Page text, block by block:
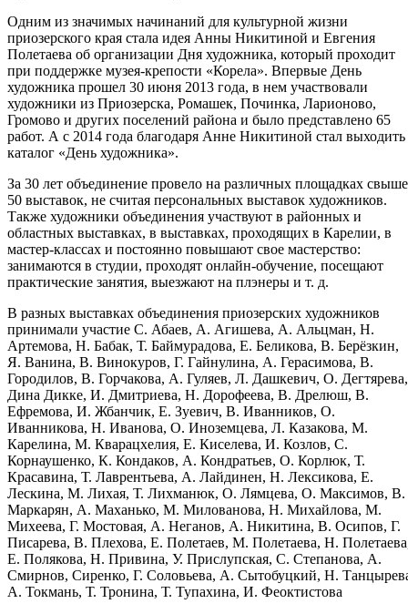
Одним из значимых начинаний для культурной жизни
приозерского края стала идея Анны Никитиной и Евгения
Полетаева об организации Дня художника, который проходит
при поддержке музея-крепости «Корела». Впервые День
художника прошел 30 июня 2013 года, в нем участвовали
художники из Приозерска, Ромашек, Починка, Ларионово,
Громово и других поселений района и было представлено 65
работ. А с 2014 года благодаря Анне Никитиной стал выходить
каталог «День художника».
За 30 лет объединение провело на различных площадках свыше
50 выставок, не считая персональных выставок художников.
Также художники объединения участвуют в районных и
областных выставках, в выставках, проходящих в Карелии, в
мастер-классах и постоянно повышают свое мастерство:
занимаются в студии, проходят онлайн-обучение, посещают
практические занятия, выезжают на плэнеры и т. д.
В разных выставках объединения приозерских художников
принимали участие С. Абаев, А. Агишева, А. Альцман, Н.
Артемова, Н. Бабак, Т. Баймурадова, Е. Беликова, В. Берёзкин,
Я. Ванина, В. Винокуров, Г. Гайнулина, А. Герасимова, В.
Городилов, В. Горчакова, А. Гуляев, Л. Дашкевич, О. Дегтярева,
Дина Дикке, И. Дмитриева, Н. Дорофеева, В. Дрелюш, В.
Ефремова, И. Жбанчик, Е. Зуевич, В. Иванников, О.
Иванникова, Н. Иванова, О. Иноземцева, Л. Казакова, М.
Карелина, М. Кварацхелия, Е. Киселева, И. Козлов, С.
Корнаушенко, К. Кондаков, А. Кондратьев, О. Корлюк, Т.
Красавина, Т. Лаврентьева, А. Лайдинен, Н. Лексикова, Е.
Лескина, М. Лихая, Т. Лихманюк, О. Лямцева, О. Максимов, В.
Маркарян, А. Маханько, М. Милованова, Н. Михайлова, М.
Михеева, Г. Мостовая, А. Неганов, А. Никитина, В. Осипов, Г.
Писарева, В. Плехова, Е. Полетаев, М. Полетаева, Н.
Е. Полякова, Н. Привина, У. Прислупская, С. Степанова, А.
Смирнов, Сиренко, Г. Соловьева, А. Сытобуцкий, Н.
А. Токмань, Т. Тронина, Т. Тупахина, И. Феоктистова